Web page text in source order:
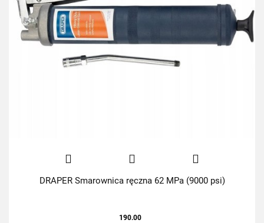
DRAPER Smarownica ręczna 62 MPa (9000 psi)
190.00